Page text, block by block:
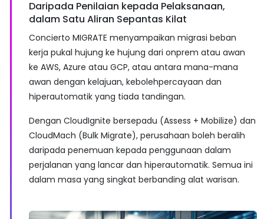
Daripada Penilaian kepada Pelaksanaan,
dalam Satu Aliran Sepantas Kilat
Concierto MIGRATE menyampaikan migrasi beban
kerja pukal hujung ke hujung dari onprem atau awan
ke AWS, Azure atau GCP, atau antara mana-mana
awan dengan kelajuan, kebolehpercayaan dan
hiperautomatik yang tiada tandingan.
Dengan CloudIgnite bersepadu (Assess + Mobilize) dan
CloudMach (Bulk Migrate), perusahaan boleh beralih
daripada penemuan kepada penggunaan dalam
perjalanan yang lancar dan hiperautomatik. Semua ini
dalam masa yang singkat berbanding alat warisan.